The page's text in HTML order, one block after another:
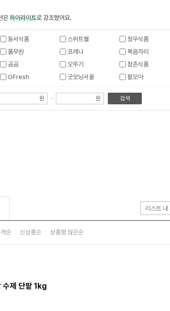
은 하이라이트로 강조했어요.
동서식품 스위트웰 청우식품
풀무원
프레나 복음자리
곰곰
오뚜기 참존식품
GFresh
굿모닝서울 팥모아
원 ~ 원 검색
순 신상품순 상품평 많은순
수제 단팥 1kg